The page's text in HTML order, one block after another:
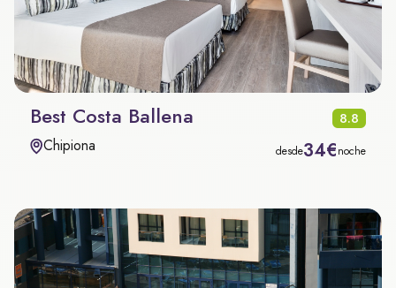
Best Costa Ballena 8.8
Chipiona desde34€noche